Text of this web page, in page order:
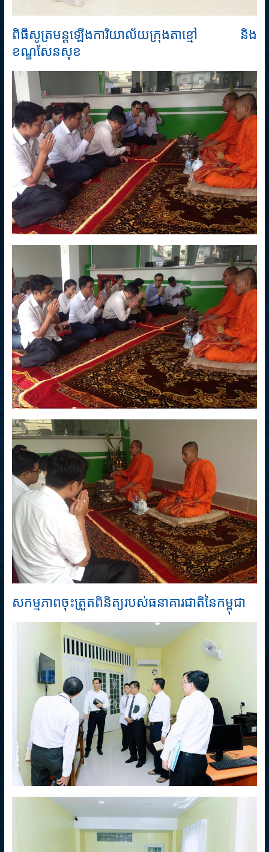
ពិធីសូត្រមន្តឡើងការិយាល័យក្រុងតាខ្មៅ និង
ខណ្ឌសែនសុខ
សកម្មភាពចុះត្រួតពិនិត្យរបស់ធនាគារជាតិនៃកម្ពុជា